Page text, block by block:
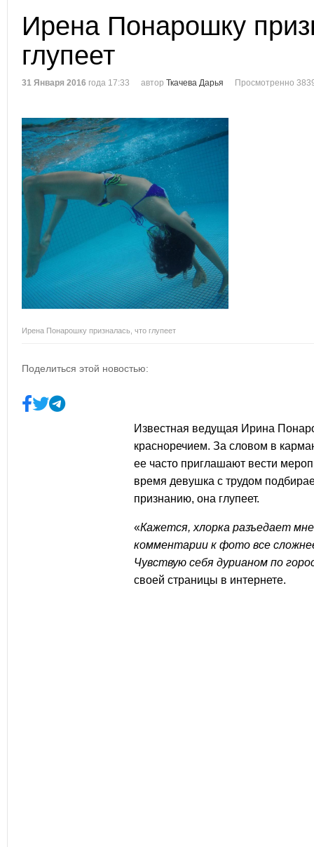
Ирена Понарошку
глупеет
31 Января 2016 года 17:33 автор Ткачева Дарья Просмотренно
Ирена Понарошку призналась, что глупеет
Поделиться этой новостью:
Известная ведущая Ирина
красноречием. За словом в
ее часто приглашают вести
время девушка с трудом
признанию, она глупеет.
«Кажется, хлорка разъедает
комментарии к фото все
Чувствую себя дурианом по
своей страницы в интернете.